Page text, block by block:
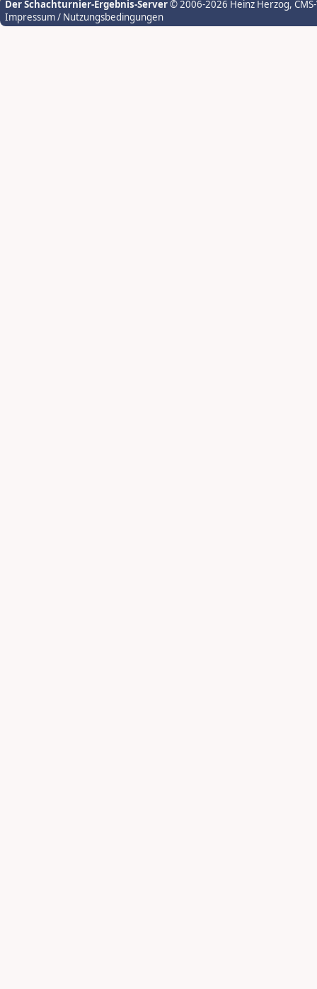
Der Schachturnier-Ergebnis-Server© 2006-2026 Heinz Herzog,
Impressum / Nutzungsbedingungen